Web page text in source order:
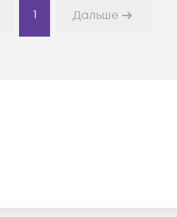
1 Дальше